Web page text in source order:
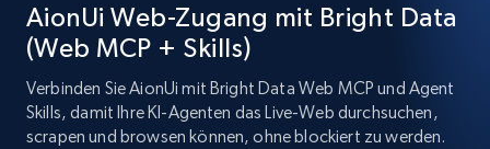
AionUi Web-Zugang mit Bright Data
(Web MCP + Skills)
Verbinden Sie AionUi mit Bright Data Web MCP und Agent
Skills, damit Ihre KI-Agenten das Live-Web durchsuchen,
scrapen und browsen können, ohne blockiert zu werden.